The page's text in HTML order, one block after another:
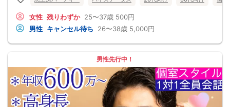
女性 残りわずか 25〜37歳 500円
男性 キャンセル待ち 26〜38歳 5,000円
男性先行中！